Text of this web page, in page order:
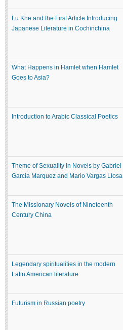
Lu Khe and the First Article Introducing
Japanese Literature in Cochinchina
What Happens in Hamlet when Hamlet
Goes to Asia?
Introduction to Arabic Classical Poetics
Theme of Sexuality in Novels by Gabriel
Garcia Marquez and Mario Vargas Llosa
The Missionary Novels of Nineteenth
Century China
Legendary spiritualities in the modern
Latin American literature
Futurism in Russian poetry